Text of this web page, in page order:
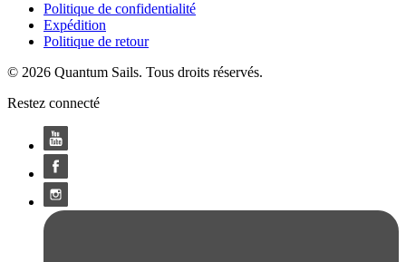
Politique de confidentialité
Expédition
Politique de retour
© 2026 Quantum Sails. Tous droits réservés.
Restez connecté